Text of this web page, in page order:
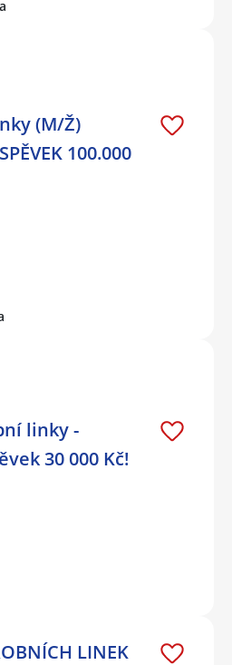
(M/Ž)
100.000
linky -
30 000 Kč!
LINEK